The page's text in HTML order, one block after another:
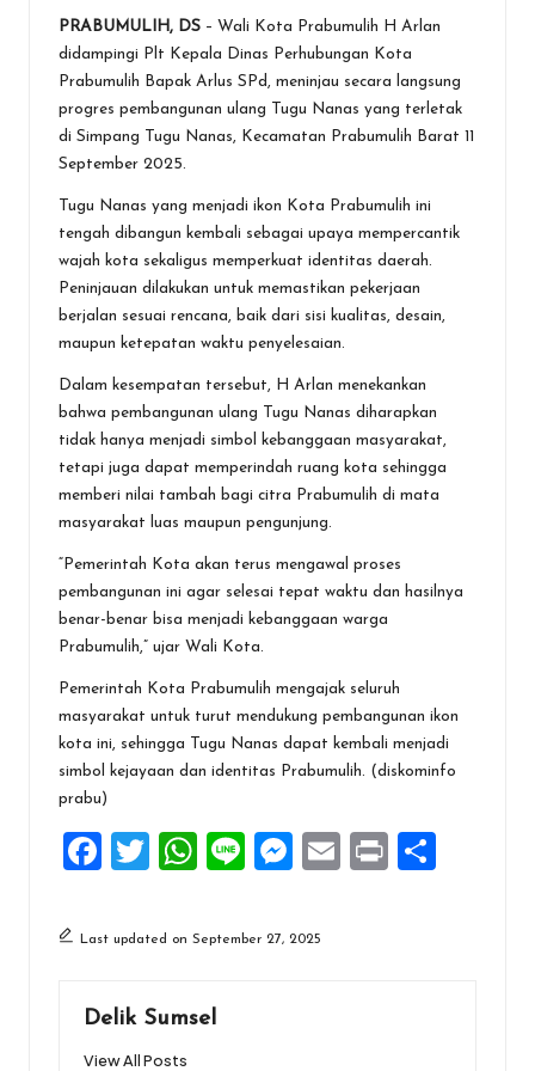
ce
b
o
o
k
tt
er
at
s
A
p
e
se
n
g
ai
l
t
ar
e
PRABUMULIH, DS – Wali Kota Prabumulih H Arlan
didampingi Plt Kepala Dinas Perhubungan Kota
Prabumulih Bapak Arlus SPd, meninjau secara langsung
progres pembangunan ulang Tugu Nanas yang terletak
di Simpang Tugu Nanas, Kecamatan Prabumulih Barat 11
September 2025.
Tugu Nanas yang menjadi ikon Kota Prabumulih ini
tengah dibangun kembali sebagai upaya mempercantik
wajah kota sekaligus memperkuat identitas daerah.
Peninjauan dilakukan untuk memastikan pekerjaan
berjalan sesuai rencana, baik dari sisi kualitas, desain,
maupun ketepatan waktu penyelesaian.
Dalam kesempatan tersebut, H Arlan menekankan
bahwa pembangunan ulang Tugu Nanas diharapkan
tidak hanya menjadi simbol kebanggaan masyarakat,
tetapi juga dapat memperindah ruang kota sehingga
memberi nilai tambah bagi citra Prabumulih di mata
masyarakat luas maupun pengunjung.
“Pemerintah Kota akan terus mengawal proses
pembangunan ini agar selesai tepat waktu dan hasilnya
benar-benar bisa menjadi kebanggaan warga
Prabumulih,” ujar Wali Kota.
Pemerintah Kota Prabumulih mengajak seluruh
masyarakat untuk turut mendukung pembangunan ikon
kota ini, sehingga Tugu Nanas dapat kembali menjadi
simbol kejayaan dan identitas Prabumulih. (diskominfo
prabu)
F
ce
o
T
tt
W
at
A
Li
e
M
se
E
Pr
Last updated on September 27, 2025
Delik Sumsel
View All Posts